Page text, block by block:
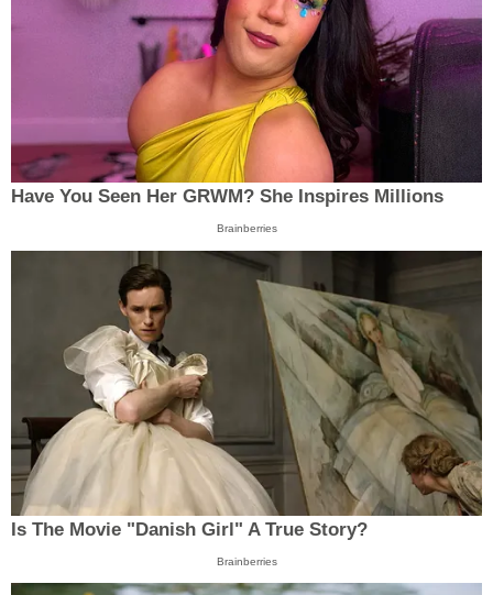
Have You Seen Her GRWM? She Inspires Millions
Brainberries
Is The Movie "Danish Girl" A True Story?
Brainberries